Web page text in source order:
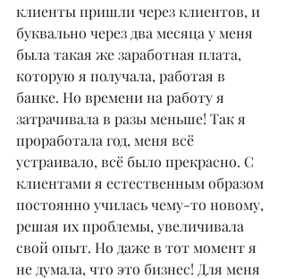
клиенты пришли через клиентов, и
буквально через два месяца у меня
была такая же заработная плата,
которую я получала, работая в
банке. Но времени на работу я
затрачивала в разы меньше! Так я
проработала год, меня всё
устраивало, всё было прекрасно. С
клиентами я естественным образом
постоянно училась чему-то новому,
решая их проблемы, увеличивала
свой опыт. Но даже в тот момент я
не думала, что это бизнес! Для меня